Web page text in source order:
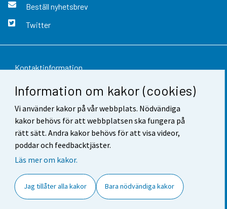
Information om kakor (cookies)
Vi använder kakor på vår webbplats. Nödvändiga
kakor behövs för att webbplatsen ska fungera på
rätt sätt. Andra kakor behövs för att visa videor,
poddar och feedbacktjäster.
Läs mer om kakor.
Jag tillåter alla kakor Bara nödvändiga kakor
Beställ nyhetsbrev
Twitter
Kontaktinformation
Respons
Användarvillkor
Dataskydd
Tillgänglighet
Cookie-inställningar